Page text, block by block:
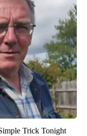
Trick Tonight